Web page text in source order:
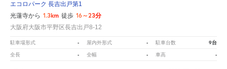
エコロパーク 長吉出戸第1
光蓮寺から 1.3km 徒歩 16～23分
大阪府大阪市平野区長吉出戸8-12
駐車場形式 - 屋内外形式 - 駐車台数 9台
全長 - 全幅 - 車高 -